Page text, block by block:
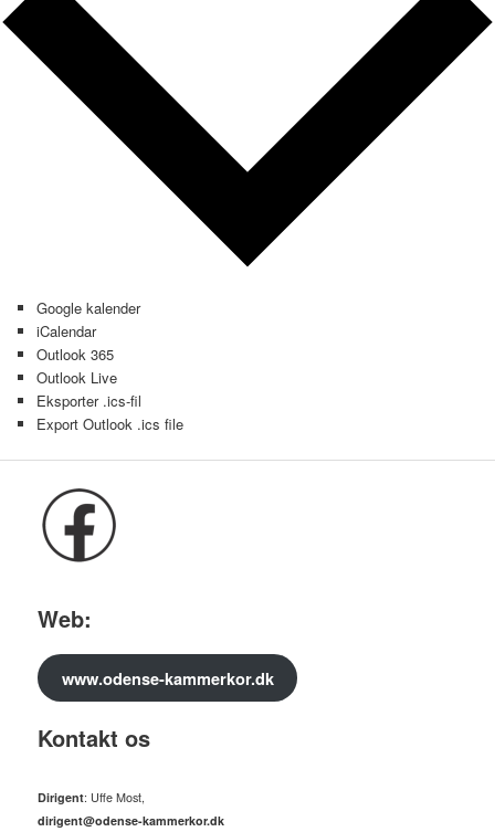
Google kalender
iCalendar
Outlook 365
Outlook Live
Eksporter .ics-fil
Export Outlook .ics file
Web:
www.odense-kammerkor.dk
Kontakt os
Dirigent: Uffe Most,
dirigent@odense-kammerkor.dk